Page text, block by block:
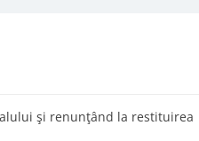
şi renunţând la restituirea